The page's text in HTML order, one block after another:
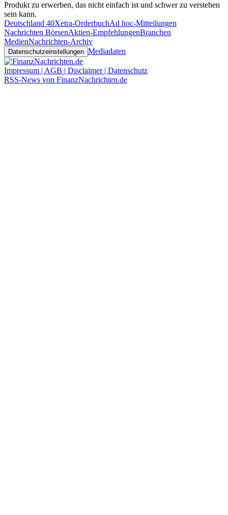
Produkt zu erwerben, das nicht einfach ist und schwer zu verstehen
sein kann.
Deutschland 40Xetra-OrderbuchAd hoc-Mitteilungen
Nachrichten BörsenAktien-EmpfehlungenBranchen
MedienNachrichten-Archiv
Datenschutzeinstellungen Mediadaten
Impressum | AGB | Disclaimer | Datenschutz
RSS-News von FinanzNachrichten.de